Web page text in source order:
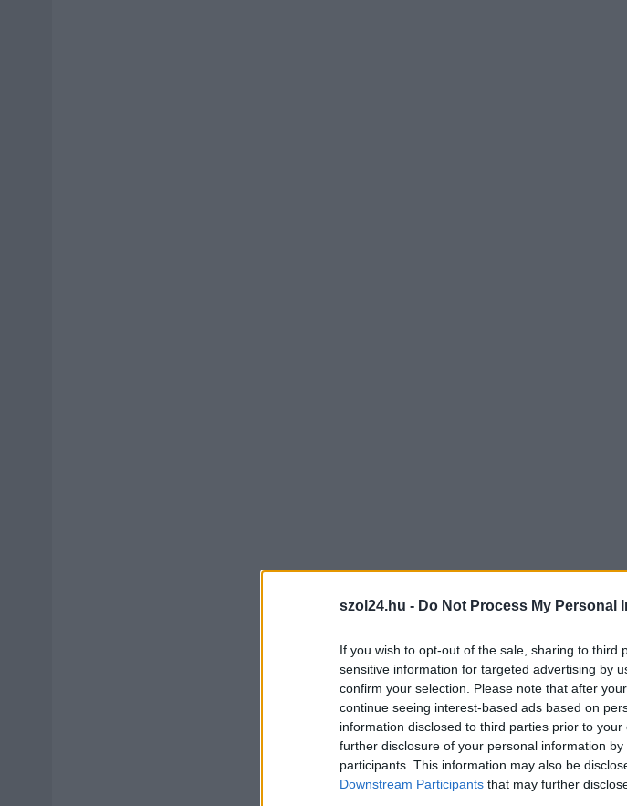
szol24.hu - Do Not Process My Personal
If you wish to opt-out of the sale, sharing to third
sensitive information for targeted advertising by
confirm your selection. Please note that after
continue seeing interest-based ads based on
information disclosed to third parties prior to
further disclosure of your personal information
participants. This information may also be
Downstream Participants that may further